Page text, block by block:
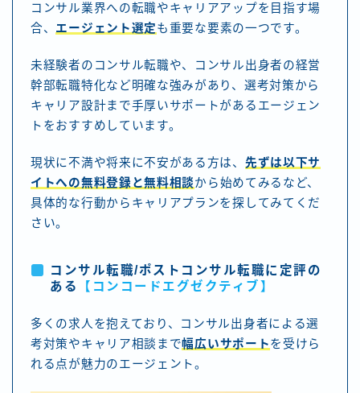
コンサル業界への転職やキャリアアップを目指す場
合、 エージェント選定も重要な要素の一つです。
未経験者のコンサル転職や、コンサル出身者の経営
幹部転職特化など明確な強みがあり、選考対策から
キャリア設計まで手厚いサポートがあるエージェン
トをおすすめしています。
現状に不満や将来に不安がある方は、 先ずは以下サ
イトへの無料登録と無料相談から始めてみるなど、
具体的な行動からキャリアプランを探してみてくだ
さい。
コンサル転職/ポストコンサル転職に定評の
ある
【コンコードエグゼクティブ 】
多くの求人を抱えており、コンサル出身者による選
考対策やキャリア相談まで幅広いサポートを受けら
れる点が魅力のエージェント。